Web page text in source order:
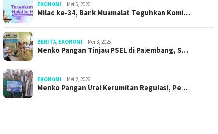
EKONOMI Mei 5, 2026
Milad ke-34, Bank Muamalat Teguhkan Komi…
BERITA, EKONOMI Mei 3, 2026
Menko Pangan Tinjau PSEL di Palembang, S…
EKONOMI Mei 2, 2026
Menko Pangan Urai Kerumitan Regulasi, Pe…